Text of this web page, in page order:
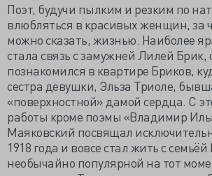
Поэт, будучи пылким и резким по
влюбляться в красивых женщин, за
можно сказать, жизнью. Наиболее
стала связь с замужней Лилей Брик,
познакомился в квартире Бриков,
сестра девушки, Эльза Триоле,
«поверхностной» дамой сердца. С
работы кроме поэмы «Владимир
Маяковский посвящал
1918 года и вовсе стал жить с
необычайно популярной на тот